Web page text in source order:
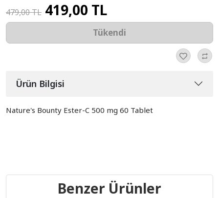
479,00 TL 419,00 TL
Tükendi
Ürün Bilgisi
Nature's Bounty Ester-C 500 mg 60 Tablet
Benzer Ürünler